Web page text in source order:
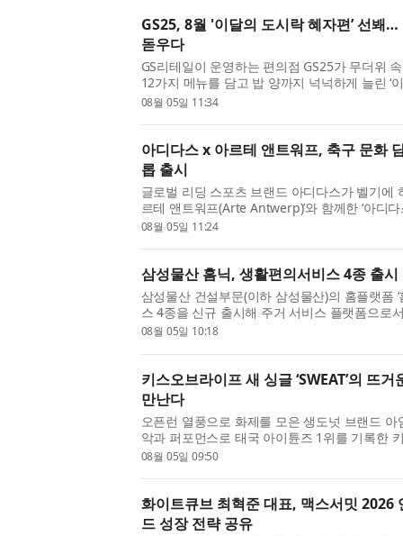
GS25, 8월 '이달의 도시락 혜자편’ 선봬
돋우다
GS리테일이 운영하는 편의점 GS25가 무더위
12가지 메뉴를 담고 밥 양까지 넉넉하게 늘린 ‘
다. GS25의 ‘이달의 도시락’은 매월 첫째 주 콘
08월 05일 11:34
아디다스 x 아르테 앤트워프, 축구 문화
롭 출시
글로벌 리딩 스포츠 브랜드 아디다스가 벨기에
르테 앤트워프(Arte Antwerp)’와 함께한 ‘아디
션’의 첫 드롭을 공개했다. 아디다스와 아르테
08월 05일 11:24
삼성물산 홈닉, 생활편의서비스 4종 출시
삼성물산 건설부문(이하 삼성물산)의 홈플랫폼
스 4종을 신규 출시해 주거 서비스 플랫폼으로
생활 밀착형 서비스 기업과의 제휴를 통해 청소
08월 05일 10:18
키스오브라이프 새 싱글 ‘SWEAT’의 뜨
만난다
오픈런 열풍으로 화제를 모은 생도넛 브랜드
악과 퍼포먼스로 태국 아이튠즈 1위를 기록한
새 싱글 앨범 ‘SWEAT’이 가진 뜨거운 여름의
08월 05일 09:50
화이트큐브 최혁준 대표, 맥스서밋
드 성장 전략 공유